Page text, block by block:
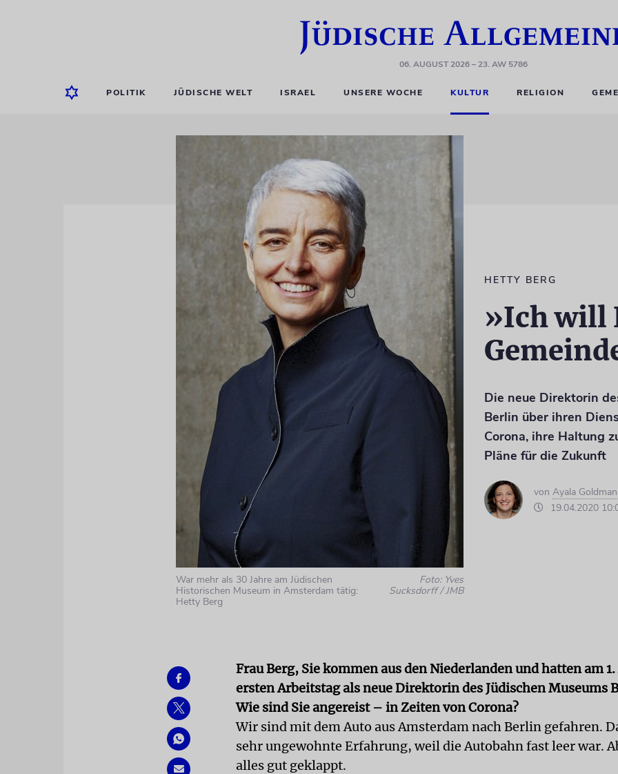
06. AUGUST 2026– 23. AW 5786
POLITIK JÜDISCHE WELT ISRAEL UNSERE WOCHE KULTUR RELIGION
War mehr als 30 Jahre am Jüdischen
Historischen Museum in Amsterdam tätig:
Hetty Berg
Foto: Yves
Sucksdorff / JMB
HETTY BERG
»Ich will
Die neue Direktorin
Berlin über ihren
Corona, ihre Haltung
Pläne für die Zukunft
von Ayala
19.04.2020
Frau Berg, Sie kommen aus den Niederlanden und hatten am
ersten Arbeitstag als neue Direktorin des Jüdischen Museums
Wie sind Sie angereist – in Zeiten von Corona?
Wir sind mit dem Auto aus Amsterdam nach Berlin gefahren.
sehr ungewohnte Erfahrung, weil die Autobahn fast leer war.
alles gut geklappt.